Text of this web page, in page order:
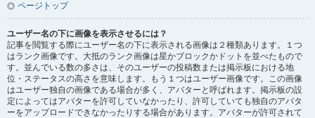
ページトップ
ユーザー名の下に画像を表示させるには？
記事を閲覧する際にユーザー名の下に表示される画像は２種類あります。１つ
はランク画像です。大抵のランク画像は星かブロックかドットを並べたもので
す。並んでいる数の多さは、そのユーザーの投稿数または掲示板における地
位・ステータスの高さを意味します。もう１つはユーザー画像です。この画像
はユーザー独自の画像である場合が多く、アバターと呼ばれます。掲示板の設
定によってはアバターを許可していなかったり、許可していても独自のアバタ
ーをアップロードできなかったりする場合があります。アバターが許可されて